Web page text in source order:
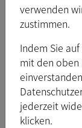
Optionales
2x USB 3-
HDMI und
GPIO, I²C,
verwenden
zustimmen.
Indem Sie auf
mit den oben
jederzeit
klicken.